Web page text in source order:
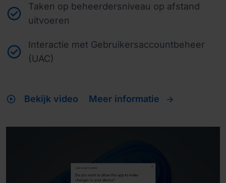
Taken op beheerdersniveau op afstand
uitvoeren
Interactie met Gebruikersaccountbeheer
(UAC)
play_circle Bekijk video Meer informatie